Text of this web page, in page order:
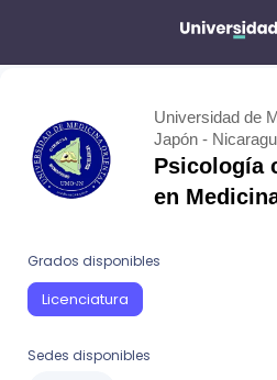
Universidad de
Japón -
Psicología
en
Grados disponibles
Licenciatura
Sedes disponibles